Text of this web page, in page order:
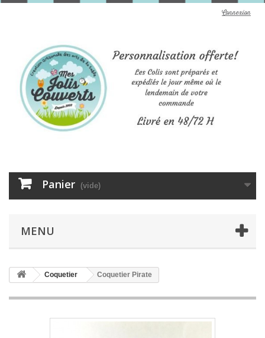
Connexion
Panier (vide)
MENU
Coquetier Coquetier Pirate